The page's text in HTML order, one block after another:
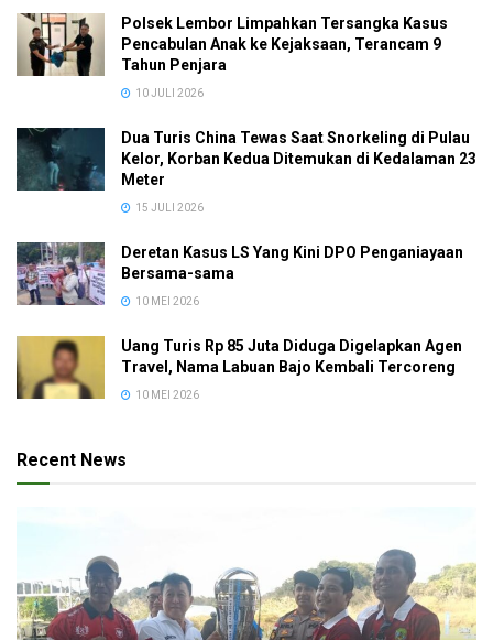
Polsek Lembor Limpahkan Tersangka Kasus
Pencabulan Anak ke Kejaksaan, Terancam 9
Tahun Penjara
10 JULI 2026
Dua Turis China Tewas Saat Snorkeling di Pulau
Kelor, Korban Kedua Ditemukan di Kedalaman 23
Meter
15 JULI 2026
Deretan Kasus LS Yang Kini DPO Penganiayaan
Bersama-sama
10 MEI 2026
Uang Turis Rp 85 Juta Diduga Digelapkan Agen
Travel, Nama Labuan Bajo Kembali Tercoreng
10 MEI 2026
Recent News